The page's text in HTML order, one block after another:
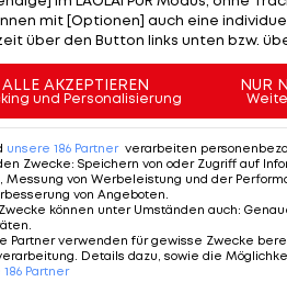
des FC Midtjylland. Er
eingewechselt. Zu diesem
In Minute 86 erzielt Pusic
(83.). Midtjylland
mit einem Spiel weniger
mit [Optionen] auch eine
über den Button links unten bzw.
ALLE AKZEPTIEREN
und Personalisierung
NUR
unsere 186 Partner verarbeiten
Zwecke: Speichern von oder Zugriff auf
Messung von Werbeleistung und der
von Angeboten
können unter Umständen auch:
Partner verwenden für gewisse Zwecke
Details dazu, sowie die
186 Partner